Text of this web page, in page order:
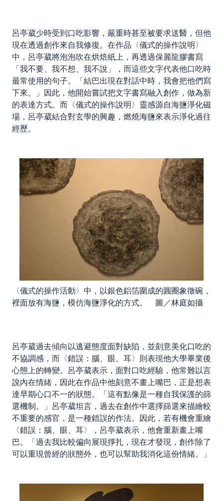
呂亭葳少時受到口吃影響，嚴重時甚至被要求送醫，但他
現在透過創作來自我修復。在作品〈儀式的操作說明〉
中，呂亭葳將泡泡吹在烘焙紙上，再透過保麗龍膠書寫
「我不要、我不想、我不說」，而這些文字代表他口吃時
最常使用的句子。「結巴出現在對話中時，我會把他們寫
下來。」因此，他開始嘗試把文字書寫融入創作，做為新
的表達方式。而〈儀式的操作說明〉靈感源自海鹽淨化磁
場，呂亭葳結合對玄學的興趣，燃燒海鹽來表示淨化過往
經歷。
〈儀式的操作活動〉中，以銀色鋁箔圍成的圓圈象徵碗，
裡面放有海鹽，模仿海鹽淨化的方式。 圖／林庭如攝
呂亭葳過去傾向以逃避態度面對缺陷，並刻意美化口吃的
不協調感，而〈錯誤：腦、眼、耳〉則表現他大學畢業後
心態上的轉變。呂亭葳表示，面對口吃經驗，他常難以言
說內在情緒，因此在作品中他刻意不畫上嘴巴，正是想表
達早期心口不一的狀態。「這有點像是一種自我保護的篩
選機制。」呂亭葳坦言，過去在創作中選擇篩選來描繪較
不重要的感官，是一種錯誤的作法。因此，若有機會重繪
〈錯誤：腦、眼、耳〉，呂亭葳表示，他會重新畫上嘴
巴。「過去我比較偏向展現掙扎，現在才發現，創作除了
可以重現曾經的狀態外，也可以幫助我消化這份情緒。」